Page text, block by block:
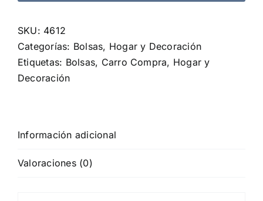
SKU: 4612
Categorías: Bolsas, Hogar y Decoración
Etiquetas: Bolsas, Carro Compra, Hogar y
Decoración
Información adicional
Valoraciones (0)